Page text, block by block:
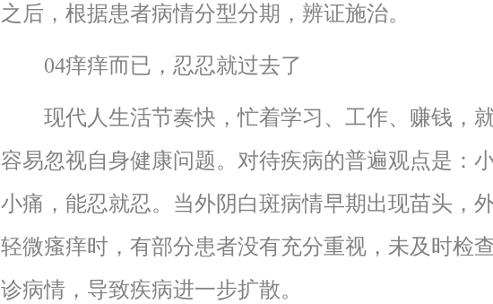
之后，根据患者病情分型分期，辨证施治。
04痒痒而已，忍忍就过去了
现代人生活节奏快，忙着学习、工作、赚钱，
容易忽视自身健康问题。对待疾病的普遍观点是：
小痛，能忍就忍。当外阴白斑病情早期出现苗头，
轻微瘙痒时，有部分患者没有充分重视，未及时检
诊病情，导致疾病进一步扩散。